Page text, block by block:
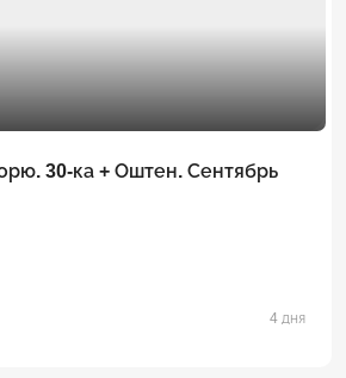
30-ка + Оштен. Сентябрь
4 дня